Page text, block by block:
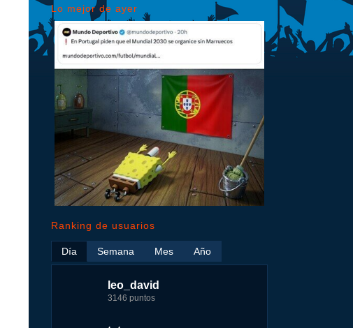
Lo mejor de ayer
Ranking de usuarios
Día
leo_david
3146 puntos
Semana
leo_david
17724 puntos
Mes
leo_david
29183 puntos
Año
nomedigas
339916 puntos